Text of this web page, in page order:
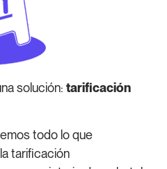
solución:tarificación
todo lo que
tarificación